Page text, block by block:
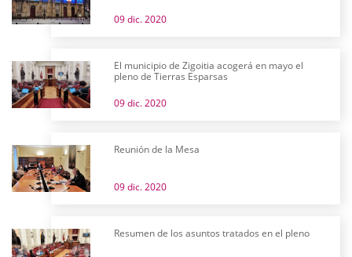
09 dic. 2020
El municipio de Zigoitia acogerá en mayo el
pleno de Tierras Esparsas
09 dic. 2020
Reunión de la Mesa
09 dic. 2020
Resumen de los asuntos tratados en el pleno